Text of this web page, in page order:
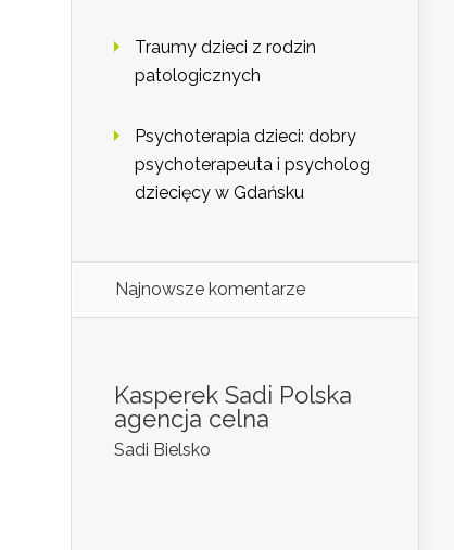
Traumy dzieci z rodzin
patologicznych
Psychoterapia dzieci: dobry
psychoterapeuta i psycholog
dziecięcy w Gdańsku
Najnowsze komentarze
Kasperek Sadi Polska
agencja celna
Sadi Bielsko